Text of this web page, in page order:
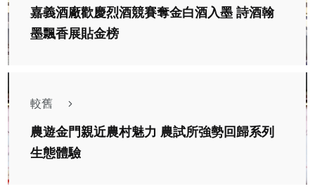
嘉義酒廠歡慶烈酒競賽奪金白酒入墨 詩酒翰
墨飄香展貼金榜
較舊
農遊金門親近農村魅力 農試所強勢回歸系列
生態體驗